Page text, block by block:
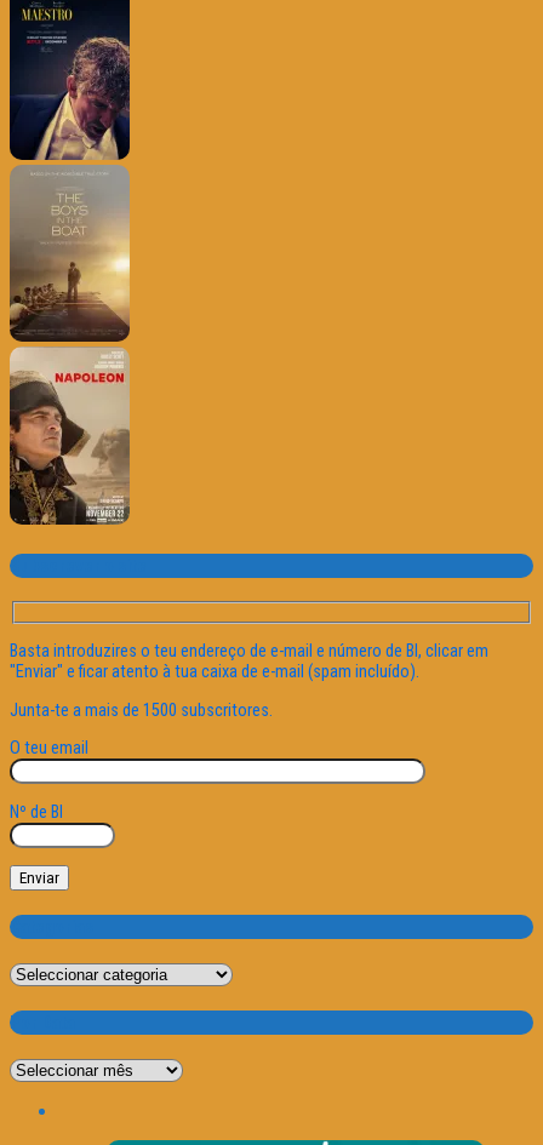
Subscrever o site
Basta introduzires o teu endereço de e-mail e número de BI, clicar em
"Enviar" e ficar atento à tua caixa de e-mail (spam incluído).
Junta-te a mais de 1500 subscritores.
O teu email
Nº de BI
Categorias
Categorias
Por Data
Por